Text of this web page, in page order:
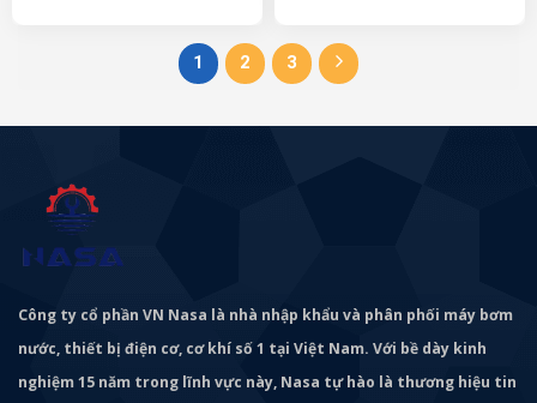
1 2 3
Công ty cổ phần VN Nasa là nhà nhập khẩu và phân phối máy bơm
nước, thiết bị điện cơ, cơ khí số 1 tại Việt Nam. Với bề dày kinh
nghiệm 15 năm trong lĩnh vực này, Nasa tự hào là thương hiệu tin